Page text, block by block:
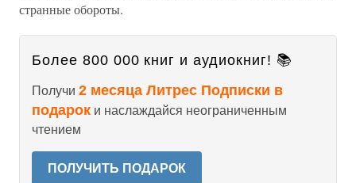
странные обороты.
Более 800 000 книг и аудиокниг! 📚
Получи 2 месяца Литрес Подписки в
подарок и наслаждайся неограниченным
чтением
ПОЛУЧИТЬ ПОДАРОК